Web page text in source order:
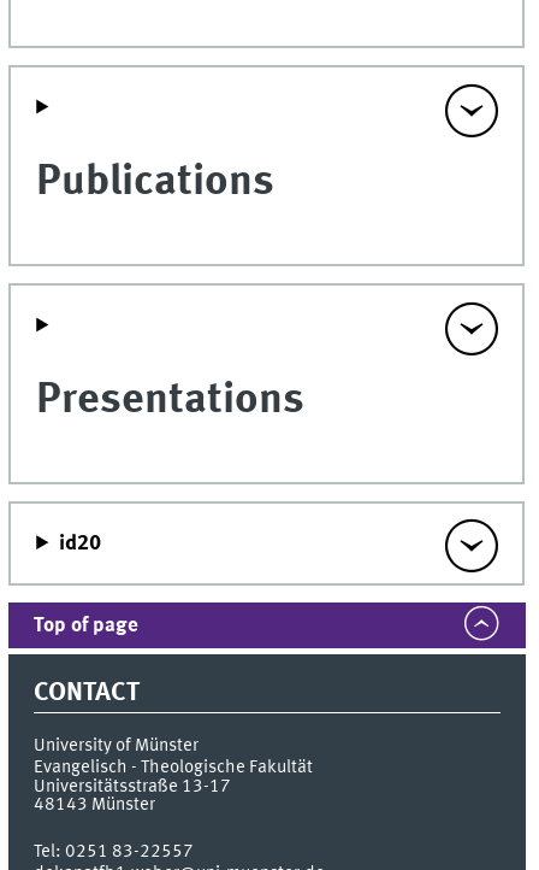
Publications
Presentations
id20
Top of page
CONTACT
University of Münster
Evangelisch - Theologische Fakultät
Universitätsstraße 13-17
48143 Münster
Tel:0251 83-22557